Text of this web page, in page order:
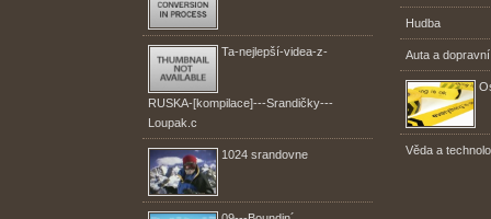
Ta-nejlepší-videa-z-
RUSKA-[kompilace]---Srandičky---
Loupak.c
1024 srandovne
Hudba
Auta a
Věda a